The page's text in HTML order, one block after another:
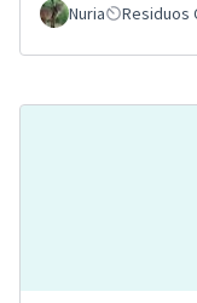
Nuria Residuos